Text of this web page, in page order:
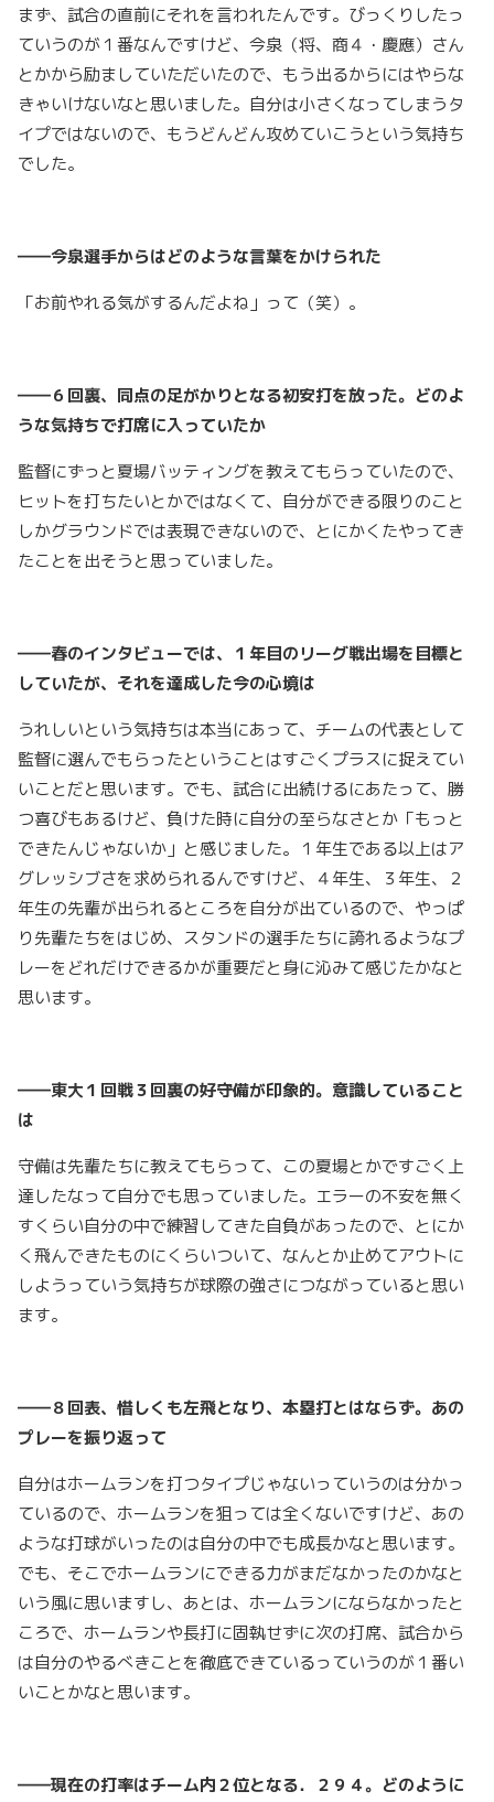
まず、試合の直前にそれを言われたんです。びっくりしたっ
ていうのが１番なんですけど、今泉（将、商４・慶應）さん
とかから励ましていただいたので、もう出るからにはやらな
きゃいけないなと思いました。自分は小さくなってしまうタ
イプではないので、もうどんどん攻めていこうという気持ち
でした。
――今泉選手からはどのような言葉をかけられた
「お前やれる気がするんだよね」って（笑）。
――６回裏、同点の足がかりとなる初安打を放った。どのよ
うな気持ちで打席に入っていたか
監督にずっと夏場バッティングを教えてもらっていたので、
ヒットを打ちたいとかではなくて、自分ができる限りのこと
しかグラウンドでは表現できないので、とにかくたやってき
たことを出そうと思っていました。
――春のインタビューでは、１年目のリーグ戦出場を目標と
していたが、それを達成した今の心境は
うれしいという気持ちは本当にあって、チームの代表として
監督に選んでもらったということはすごくプラスに捉えてい
いことだと思います。でも、試合に出続けるにあたって、勝
つ喜びもあるけど、負けた時に自分の至らなさとか「もっと
できたんじゃないか」と感じました。１年生である以上はア
グレッシブさを求められるんですけど、４年生、３年生、２
年生の先輩が出られるところを自分が出ているので、やっぱ
り先輩たちをはじめ、スタンドの選手たちに誇れるようなプ
レーをどれだけできるかが重要だと身に沁みて感じたかなと
思います。
――東大１回戦３回裏の好守備が印象的。意識していること
は
守備は先輩たちに教えてもらって、この夏場とかですごく上
達したなって自分でも思っていました。エラーの不安を無く
すくらい自分の中で練習してきた自負があったので、とにか
く飛んできたものにくらいついて、なんとか止めてアウトに
しようっていう気持ちが球際の強さにつながっていると思い
ます。
――８回表、惜しくも左飛となり、本塁打とはならず。あの
プレーを振り返って
自分はホームランを打つタイプじゃないっていうのは分かっ
ているので、ホームランを狙っては全くないですけど、あの
ような打球がいったのは自分の中でも成長かなと思います。
でも、そこでホームランにできる力がまだなかったのかなと
いう風に思いますし、あとは、ホームランにならなかったと
ころで、ホームランや長打に固執せずに次の打席、試合から
は自分のやるべきことを徹底できているっていうのが１番い
いことかなと思います。
――現在の打率はチーム内２位となる．２９４。どのように